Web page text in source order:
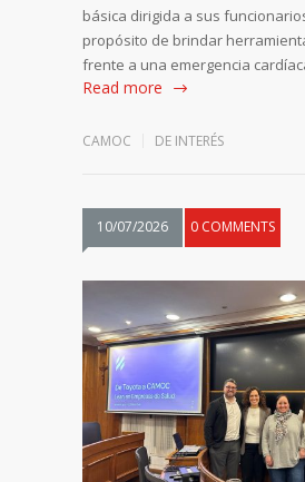
básica dirigida a sus
propósito de brindar
frente a una emergencia
Read more
CAMOC DE INTERÉS
10/07/2026 0 COMMENTS